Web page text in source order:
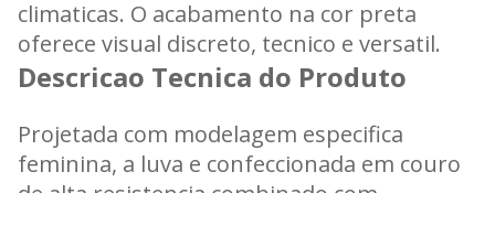
climaticas. O acabamento na cor preta
oferece visual discreto, tecnico e versatil.
Descricao Tecnica do Produto
Projetada com modelagem especifica
feminina, a luva e confeccionada em couro
de alta resistencia combinado com